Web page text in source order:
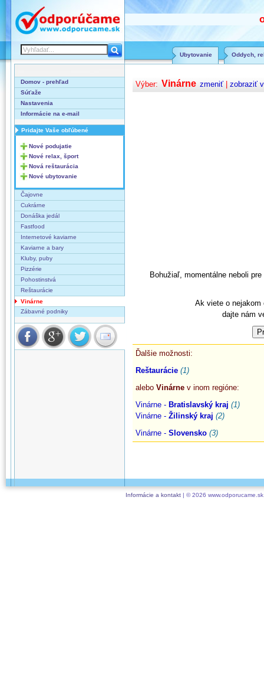
Oddych,
Ubytovanie
Domov - prehľad
Súťaže
Nastavenia
Informácie na e-mail
Pridajte Vaše obľúbené
Nové podujatie
Nové relax, šport
Nová reštaurácia
Nové ubytovanie
Čajovne
Cukrárne
Donáška jedál
Fastfood
Internetové kaviarne
Kaviarne a bary
Kluby, puby
Pizzérie
Pohostinstvá
Reštaurácie
Vinárne
Zábavné podniky
Výber: Vinárne zmeniť zobraziť
Bohužiaľ, momentálne neboli pre
Ak viete o nejakom
dajte nám
Ďalšie možnosti:
Reštaurácie (1)
alebo Vinárne v inom regióne:
Vinárne - Bratislavský kraj (1)
Vinárne - Žilinský kraj (2)
Vinárne - Slovensko (3)
Informácie a kontakt| © 2026